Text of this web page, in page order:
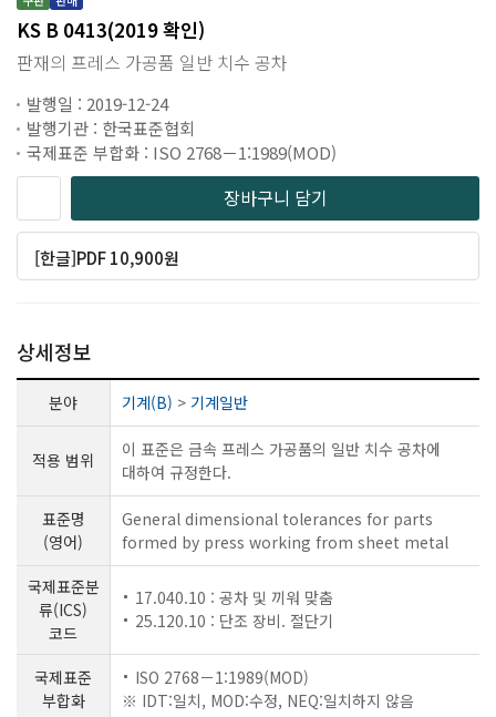
KS B 0413(2019 확인)
판재의 프레스 가공품 일반 치수 공차
발행일 : 2019-12-24
발행기관 : 한국표준협회
국제표준 부합화 : ISO 2768－1:1989(MOD)
장바구니 담기
[한글]PDF 10,900원
상세정보
분야 기계(B) > 기계일반
적용 범위
이 표준은 금속 프레스 가공품의 일반 치수 공차에
대하여 규정한다.
표준명
(영어)
General dimensional tolerances for parts
formed by press working from sheet metal
국제표준분
류(ICS)
코드
17.040.10 : 공차 및 끼워 맞춤
25.120.10 : 단조 장비. 절단기
국제표준
부합화
ISO 2768－1:1989(MOD)
※ IDT:일치, MOD:수정, NEQ:일치하지 않음